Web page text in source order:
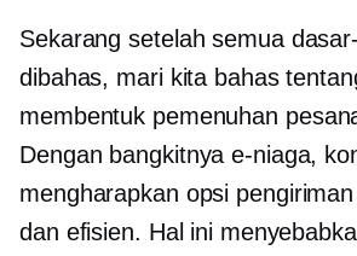
Sekarang setelah semua
dibahas, mari kita bahas
membentuk pemenuhan
Dengan bangkitnya e-niaga,
mengharapkan opsi
dan efisien. Hal ini